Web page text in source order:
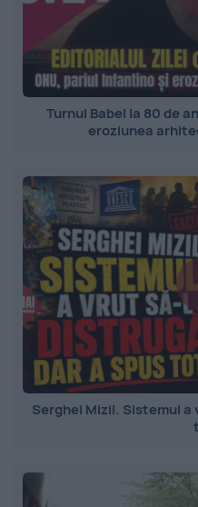
Turnul Babel la 80 de
eroziunea
Serghei Mizil. Sistemul